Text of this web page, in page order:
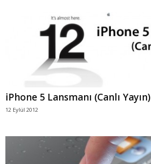
iPhone 5 Lansmanı (Canlı Yayın)
12 Eylül 2012